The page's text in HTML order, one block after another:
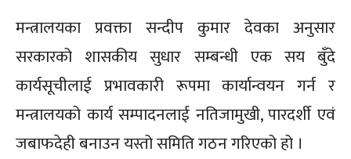
मन्त्रालयका प्रवक्ता सन्दीप कुमार देवका अनुसार
सरकारको शासकीय सुधार सम्बन्धी एक सय बुँदे
कार्यसूचीलाई प्रभावकारी रूपमा कार्यान्वयन गर्न र
मन्त्रालयको कार्य सम्पादनलाई नतिजामुखी, पारदर्शी एवं
जबाफदेही बनाउन यस्तो समिति गठन गरिएको हो ।